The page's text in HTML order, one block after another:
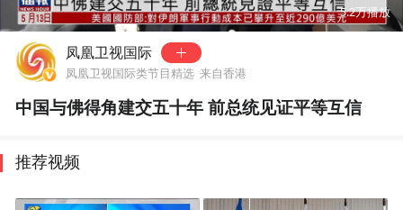
00:00 02:11
5.2万播放
凤凰卫视国际
凤凰卫视国际类节目精选 来自香港
中国与佛得角建交五十年 前总统见证平等互信
推荐视频